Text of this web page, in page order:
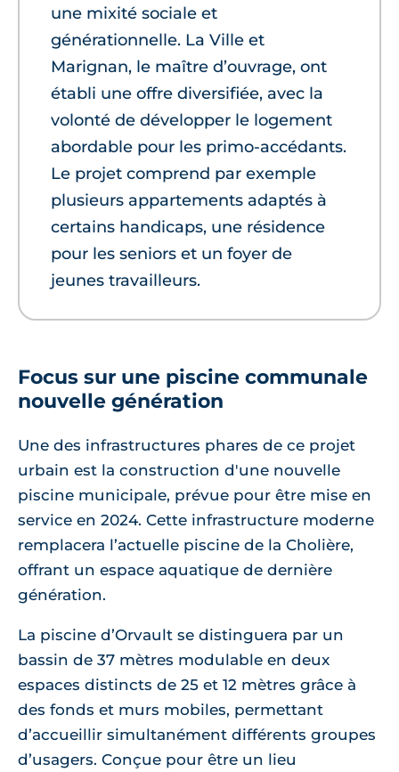
une mixité sociale et
générationnelle. La Ville et
Marignan, le maître d’ouvrage, ont
établi une offre diversifiée, avec la
volonté de développer le logement
abordable pour les primo-accédants.
Le projet comprend par exemple
plusieurs appartements adaptés à
certains handicaps, une résidence
pour les seniors et un foyer de
jeunes travailleurs.
Focus sur une piscine communale
nouvelle génération
Une des infrastructures phares de ce projet
urbain est la construction d'une nouvelle
piscine municipale, prévue pour être mise en
service en 2024. Cette infrastructure moderne
remplacera l’actuelle piscine de la Cholière,
offrant un espace aquatique de dernière
génération.
La piscine d’Orvault se distinguera par un
bassin de 37 mètres modulable en deux
espaces distincts de 25 et 12 mètres grâce à
des fonds et murs mobiles, permettant
d’accueillir simultanément différents groupes
d’usagers. Conçue pour être un lieu